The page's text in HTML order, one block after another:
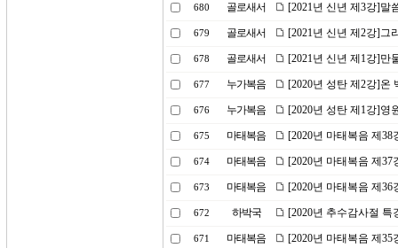
680 골로새서 [2021년 신년 제3강]말
679 골로새서 [2021년 신년 제2강]그
678 골로새서 [2021년 신년 제1강]만
677 누가복음 [2020년 성탄 제2강]온
676 누가복음 [2020년 성탄 제1강]영
675 마태복음 [2020년 마태복음 제
674 마태복음 [2020년 마태복음 제
673 마태복음 [2020년 마태복음 제
672 하박국 [2020년 추수감사절
671 마태복음 [2020년 마태복음 제35